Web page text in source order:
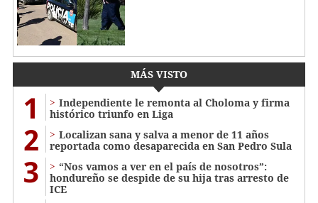
MÁS VISTO
1
Independiente le remonta al Choloma y firma
histórico triunfo en Liga
2
Localizan sana y salva a menor de 11 años
reportada como desaparecida en San Pedro Sula
3
“Nos vamos a ver en el país de nosotros”:
hondureño se despide de su hija tras arresto de
ICE